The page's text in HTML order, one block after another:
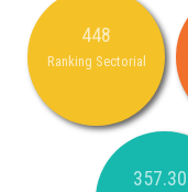
448
Ranking Sectorial